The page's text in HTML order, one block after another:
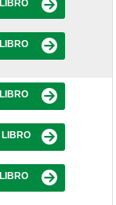
LIBRO
LIBRO
LIBRO
LIBRO
LIBRO